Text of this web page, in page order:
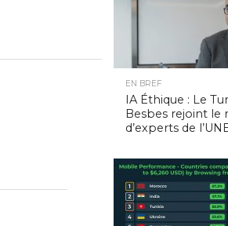
EN BREF
IA Éthique : Le
Besbes rejoint le
d’experts de